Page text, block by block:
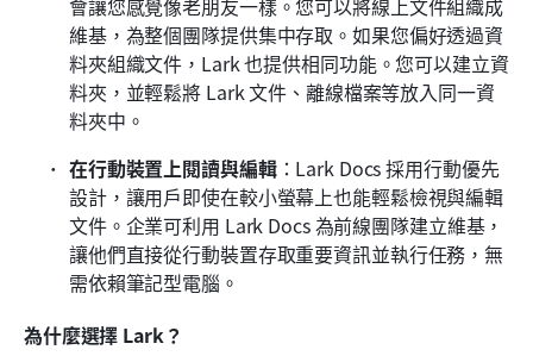
會讓您感覺像老朋友一樣。您可以將線上文件組織成
維基，為整個團隊提供集中存取。如果您偏好透過資
料夾組織文件，Lark 也提供相同功能。您可以建立資
料夾，並輕鬆將 Lark 文件、離線檔案等放入同一資
料夾中。
在行動裝置上閱讀與編輯：Lark Docs 採用行動優先
設計，讓用戶即使在較小螢幕上也能輕鬆檢視與編輯
文件。企業可利用 Lark Docs 為前線團隊建立維基，
讓他們直接從行動裝置存取重要資訊並執行任務，無
需依賴筆記型電腦。
為什麼選擇 Lark？